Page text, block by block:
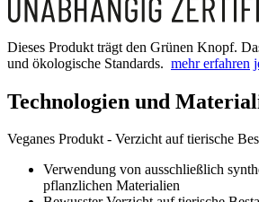
Dieses Produkt trägt den Grünen Knopf.
und ökologische Standards. mehr erfahren
Technologien und
Veganes Produkt - Verzicht auf tierische
Verwendung von ausschließlich
pflanzlichen Materialien